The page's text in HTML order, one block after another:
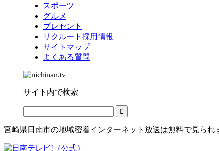
スポーツ
グルメ
プレゼント
リクルート採用情報
サイトマップ
よくある質問
サイト内で検索
宮崎県日南市の地域密着インターネット放送は無料で見られ